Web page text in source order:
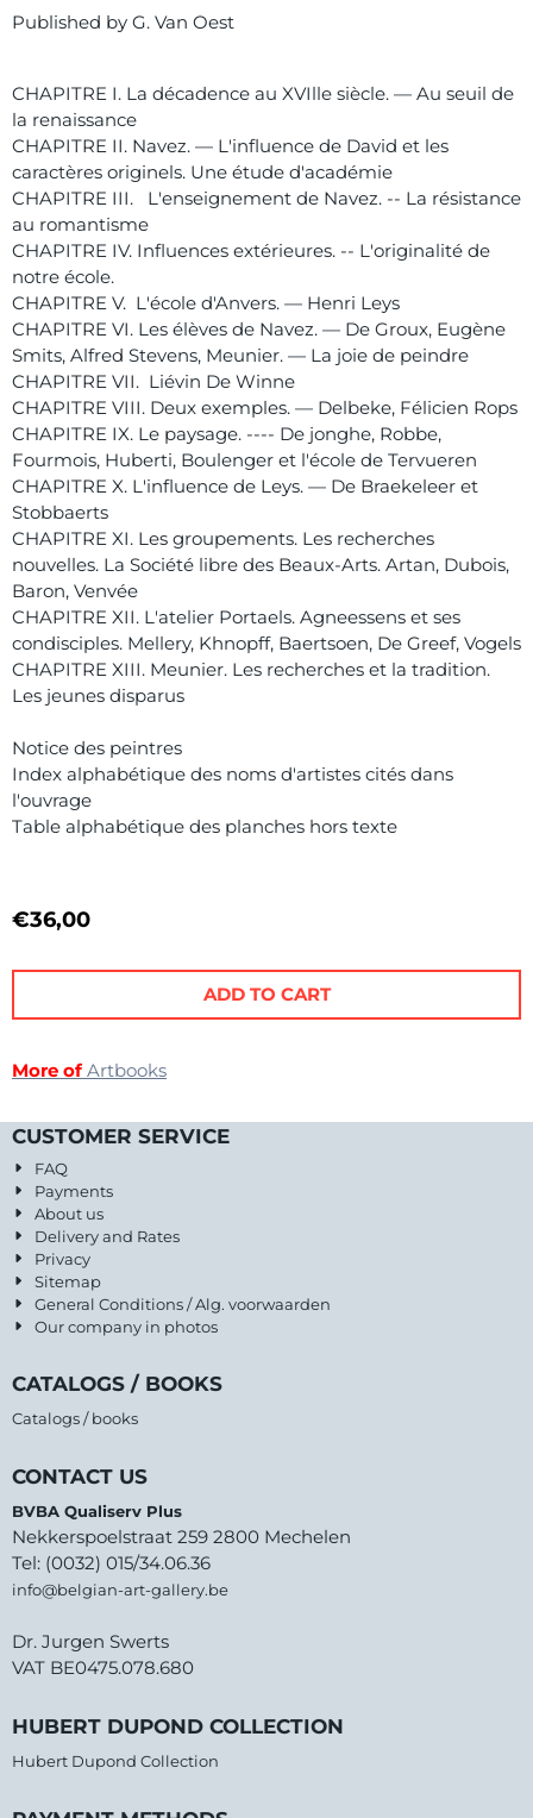
Published by G. Van Oest
CHAPITRE I. La décadence au XVIlle siècle. — Au seuil de
la renaissance
CHAPITRE II. Navez. — L'influence de David et les
caractères originels. Une étude d'académie
CHAPITRE III. L'enseignement de Navez. -- La résistance
au romantisme
CHAPITRE IV. Influences extérieures. -- L'originalité de
notre école.
CHAPITRE V. L'école d'Anvers. — Henri Leys
CHAPITRE VI. Les élèves de Navez. — De Groux, Eugène
Smits, Alfred Stevens, Meunier. — La joie de peindre
CHAPITRE VII. Liévin De Winne
CHAPITRE VIII. Deux exemples. — Delbeke, Félicien Rops
CHAPITRE IX. Le paysage. ---- De jonghe, Robbe,
Fourmois, Huberti, Boulenger et l'école de Tervueren
CHAPITRE X. L'influence de Leys. — De Braekeleer et
Stobbaerts
CHAPITRE XI. Les groupements. Les recherches
nouvelles. La Société libre des Beaux-Arts. Artan, Dubois,
Baron, Venvée
CHAPITRE XII. L'atelier Portaels. Agneessens et ses
condisciples. Mellery, Khnopff, Baertsoen, De Greef, Vogels
CHAPITRE XIII. Meunier. Les recherches et la tradition.
Les jeunes disparus
Notice des peintres
Index alphabétique des noms d'artistes cités dans
l'ouvrage
Table alphabétique des planches hors texte
€36,00
ADD TO CART
More ofArtbooks
CUSTOMER SERVICE
FAQ
Payments
About us
Delivery and Rates
Privacy
Sitemap
General Conditions / Alg. voorwaarden
Our company in photos
CATALOGS / BOOKS
Catalogs / books
CONTACT US
BVBA Qualiserv Plus
Nekkerspoelstraat 259 2800 Mechelen
Tel: (0032) 015/34.06.36
info@belgian-art-gallery.be
Dr. Jurgen Swerts
VAT BE0475.078.680
HUBERT DUPOND COLLECTION
Hubert Dupond Collection